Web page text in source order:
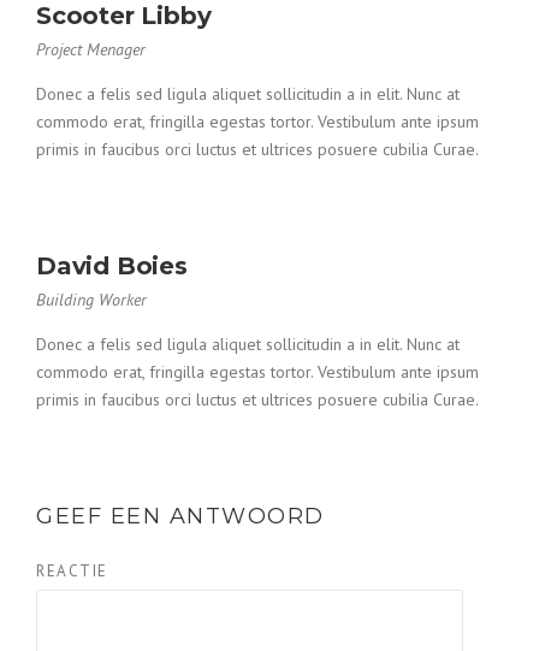
Scooter Libby
Project Menager
Donec a felis sed ligula aliquet sollicitudin a in elit. Nunc at
commodo erat, fringilla egestas tortor. Vestibulum ante ipsum
primis in faucibus orci luctus et ultrices posuere cubilia Curae.
David Boies
Building Worker
Donec a felis sed ligula aliquet sollicitudin a in elit. Nunc at
commodo erat, fringilla egestas tortor. Vestibulum ante ipsum
primis in faucibus orci luctus et ultrices posuere cubilia Curae.
GEEF EEN ANTWOORD
REACTIE